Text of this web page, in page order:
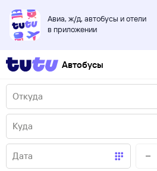
Авиа, ж/д, автобусы и отели
в приложении
Автобусы